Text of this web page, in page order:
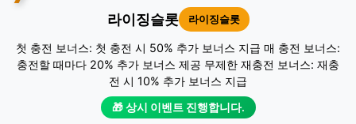
라이징슬롯 라이징슬롯
첫 충전 보너스: 첫 충전 시 50% 추가 보너스 지급 매 충전 보너스:
충전할 때마다 20% 추가 보너스 제공 무제한 재충전 보너스: 재충
전 시 10% 추가 보너스 지급
🎁 상시 이벤트 진행합니다.